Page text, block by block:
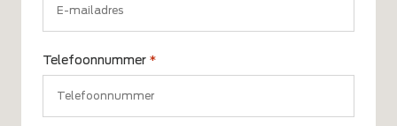
Telefoonnummer *